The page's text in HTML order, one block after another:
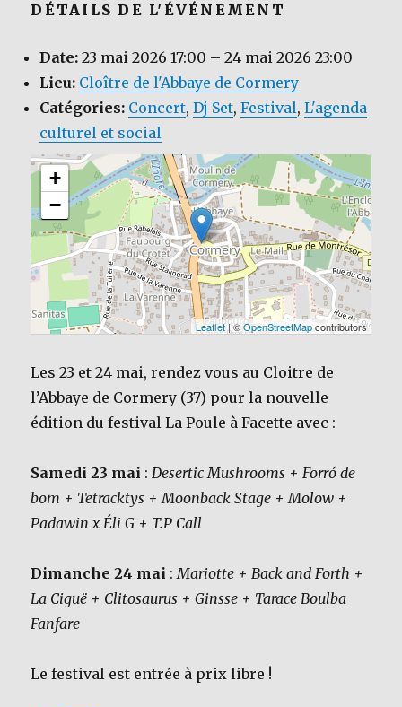
DÉTAILS DE L'ÉVÉNEMENT
Date: 23 mai 2026 17:00 –24 mai 2026 23:00
Lieu: Cloître de l'Abbaye de Cormery
Catégories: Concert,Dj Set,Festival,L'agenda
culturel et social
+
−
Leaflet| ©OpenStreetMapcontributors
Les 23 et 24 mai, rendez vous au Cloitre de
l’Abbaye de Cormery (37) pour la nouvelle
édition du festival La Poule à Facette avec :
Samedi 23 mai :Desertic Mushrooms + Forró de
bom + Tetracktys + Moonback Stage + Molow +
Padawin x Éli G + T.P Call
Dimanche 24 mai :Mariotte + Back and Forth +
La Ciguë + Clitosaurus + Ginsse + Tarace Boulba
Fanfare
Le festival est entrée à prix libre !